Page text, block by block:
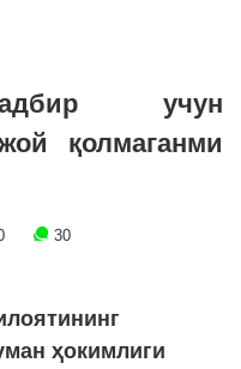
учун
қолмаганми
30
ҳокимлиги